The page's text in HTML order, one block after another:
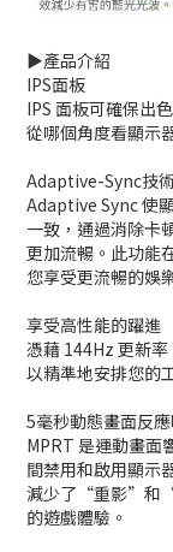
▶️產品介紹
IPS面板
IPS 面板可確保出
從哪個角度看顯示
Adaptive-Sync技
Adaptive Sync 使
一致，通過消除卡
更加流暢。此功能
您享受更流暢的娛
享受高性能的躍進
憑藉 144Hz 更新
以精準地安排您的
5毫秒動態畫面反
MPRT 是運動畫面
間禁用和啟用顯示
減少了“重影”和
的遊戲體驗。